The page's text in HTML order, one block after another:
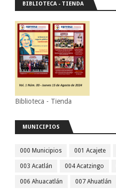
BIBLIOTECA - TIENDA
Biblioteca - Tienda
MUNICIPIOS
000 Municipios 001 Acajete
003 Acatlán 004 Acatzingo
006 Ahuacatlán 007 Ahuatlán